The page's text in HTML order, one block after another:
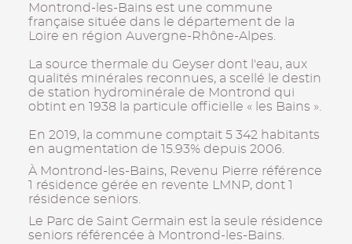
Montrond-les-Bains est une commune
française située dans le département de la
Loire en région Auvergne-Rhône-Alpes.
La source thermale du Geyser dont l'eau, aux
qualités minérales reconnues, a scellé le destin
de station hydrominérale de Montrond qui
obtint en 1938 la particule officielle « les Bains ».
En 2019, la commune comptait 5 342 habitants
en augmentation de 15.93% depuis 2006.
À Montrond-les-Bains, Revenu Pierre référence
1 résidence gérée en revente LMNP, dont 1
résidence seniors.
Le Parc de Saint Germain est la seule résidence
seniors référencée à Montrond-les-Bains.